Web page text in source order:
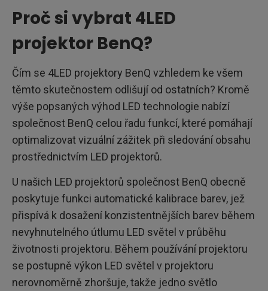
Proč si vybrat 4LED
projektor BenQ?
Čím se 4LED projektory BenQ vzhledem ke všem
těmto skutečnostem odlišují od ostatních? Kromě
výše popsaných výhod LED technologie nabízí
společnost BenQ celou řadu funkcí, které pomáhají
optimalizovat vizuální zážitek při sledování obsahu
prostřednictvím LED projektorů.
U našich LED projektorů společnost BenQ obecně
poskytuje funkci automatické kalibrace barev, jež
přispívá k dosažení konzistentnějších barev během
nevyhnutelného útlumu LED světel v průběhu
životnosti projektoru. Během používání projektoru
se postupně výkon LED světel v projektoru
nerovnoměrně zhoršuje, takže jedno světlo